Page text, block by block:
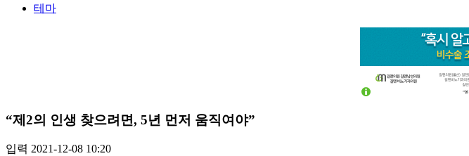
테마
“제2의 인생 찾으려면, 5년 먼저 움직여야”
입력 2021-12-08 10:20